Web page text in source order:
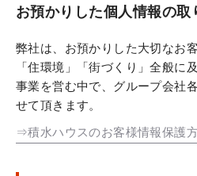
お預かりした個人情報の取
弊社は、お預かりした大切なお
「住環境」「街づくり」全般に
事業を営む中で、グループ会社
せて頂きます。
⇒積水ハウスのお客様情報保護